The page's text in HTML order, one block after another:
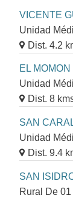
VICENTE
Unidad
Dist. 4.2
EL MOMON
Unidad
Dist. 8
SAN
Unidad
Dist. 9.4
SAN
Rural De